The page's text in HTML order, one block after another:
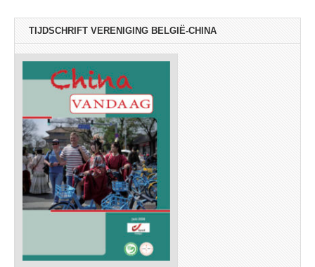
TIJDSCHRIFT VERENIGING BELGIË-CHINA